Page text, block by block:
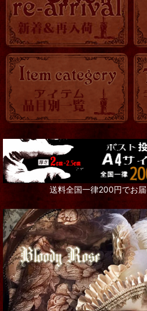
送料全国一律200円でお